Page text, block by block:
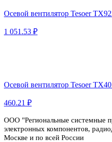
Осевой вентилятор Tesoer
1 051.53 ₽
Осевой вентилятор Tesoer
460.21 ₽
ООО "Региональные системные
электронных компонентов,
Москве и по всей России